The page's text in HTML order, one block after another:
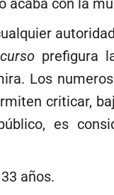
acaba con la
prefigura
Los
criticar,
es
años.